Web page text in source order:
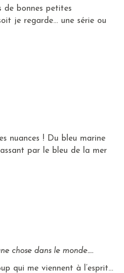
de bonnes petites
je regarde… une série ou
nuances ! Du bleu marine
par le bleu de la mer
chose dans le monde….
qui me viennent à l’esprit…